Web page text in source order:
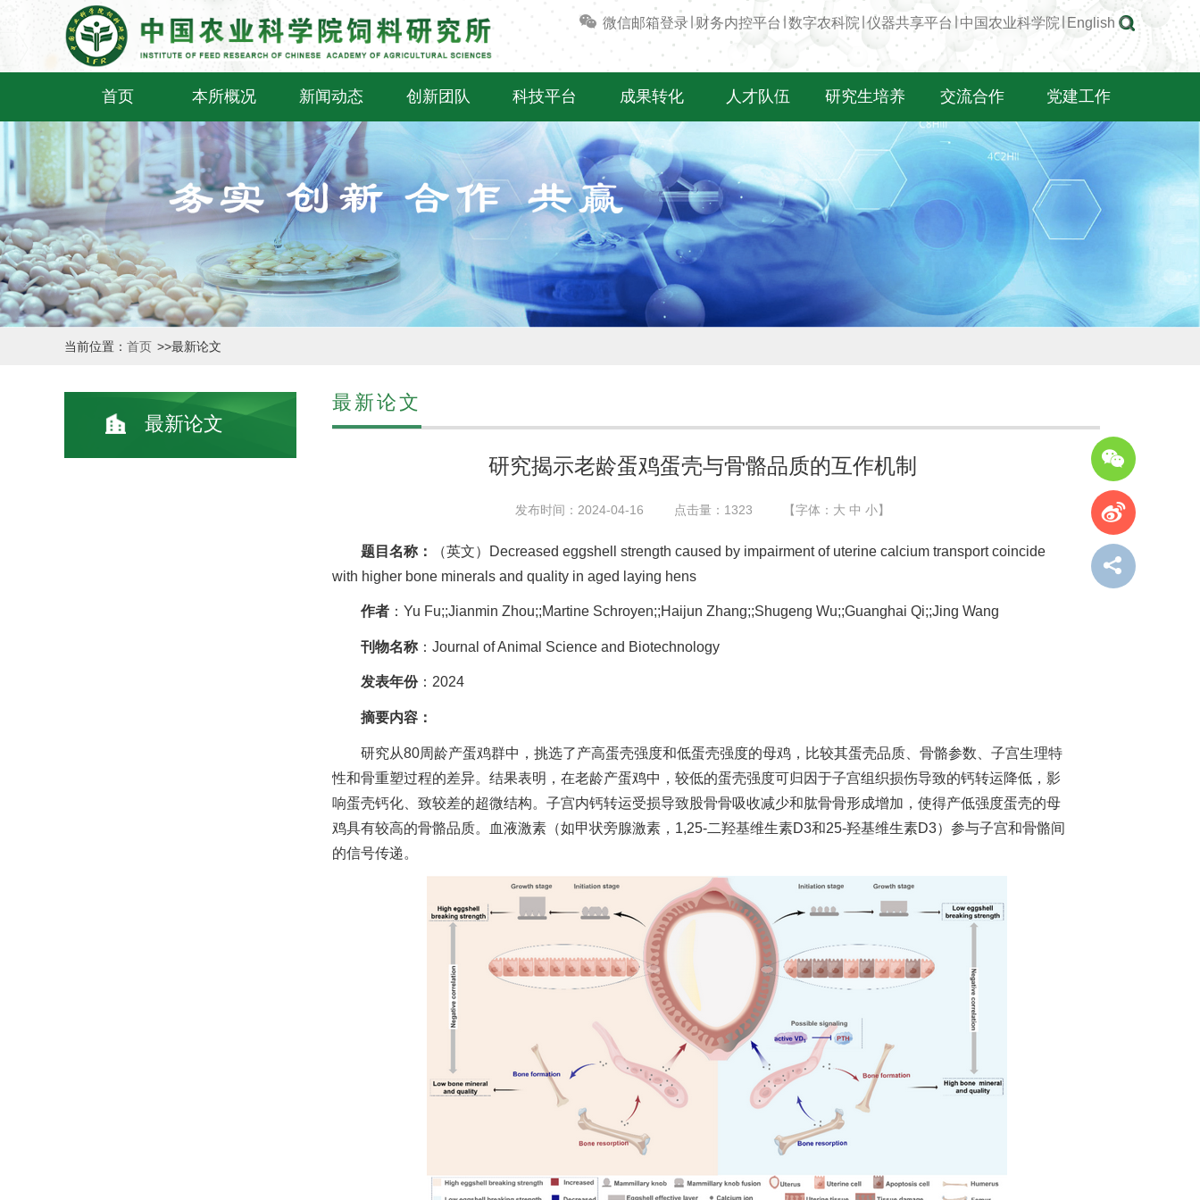
微信邮箱登录 ∣财务内控平台 ∣ 数字农科院 ∣仪器共享平台 ∣中国农业科学院 English
首页 本所概况 新闻动态 创新团队 科技平台 成果转化 人才队伍 研究生培养 交流合作 党建工作
当前位置： 首页 >>最新论文
最新论文
最新论文
研究揭示老龄蛋鸡蛋壳与骨骼品质的互作机制
发布时间：2024-04-16 点击量： 1323 【字体： 大 中 小】
题目名称：
（英文）Decreased eggshell strength caused by impairment of uterine calcium transport coincide
with higher bone minerals and quality in aged laying hens
作者 ：Yu Fu;;Jianmin Zhou;;Martine Schroyen;;Haijun Zhang;;Shugeng Wu;;Guanghai Qi;;Jing Wang
刊物名称 ：Journal of Animal Science and Biotechnology
发表年份：2024
摘要内容：
研究从80周龄产蛋鸡群中，挑选了产高蛋壳强度和低蛋壳强度的母鸡，比较其蛋壳品质、骨骼参数、子宫生理特
性和骨重塑过程的差异。结果表明，在老龄产蛋鸡中，较低的蛋壳强度可归因于子宫组织损伤导致的钙转运降低，影
响蛋壳钙化、致较差的超微结构。子宫内钙转运受损导致股骨骨吸收减少和肱骨骨形成增加，使得产低强度蛋壳的母
鸡具有较高的骨骼品质。血液激素（如甲状旁腺激素，1,25-二羟基维生素D3和25-羟基维生素D3）参与子宫和骨骼间
的信号传递。